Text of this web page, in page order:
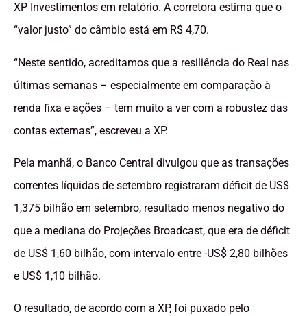
XP Investimentos em relatório. A corretora estima que o
“valor justo” do câmbio está em R$ 4,70.
“Neste sentido, acreditamos que a resiliência do Real nas
últimas semanas – especialmente em comparação à
renda fixa e ações – tem muito a ver com a robustez das
contas externas”, escreveu a XP.
Pela manhã, o Banco Central divulgou que as transações
correntes líquidas de setembro registraram déficit de US$
1,375 bilhão em setembro, resultado menos negativo do
que a mediana do Projeções Broadcast, que era de déficit
de US$ 1,60 bilhão, com intervalo entre -US$ 2,80 bilhões
e US$ 1,10 bilhão.
O resultado, de acordo com a XP, foi puxado pelo